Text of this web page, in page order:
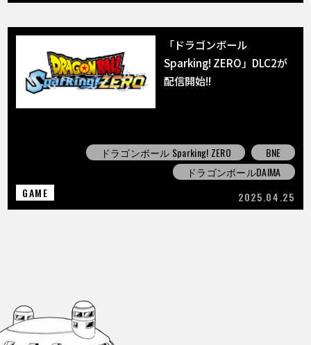
「ドラゴンボール
Sparking! ZERO」DLC2が
配信開始!!
ドラゴンボール Sparking! ZERO
BNE
ドラゴンボールDAIMA
GAME
2025.04.25